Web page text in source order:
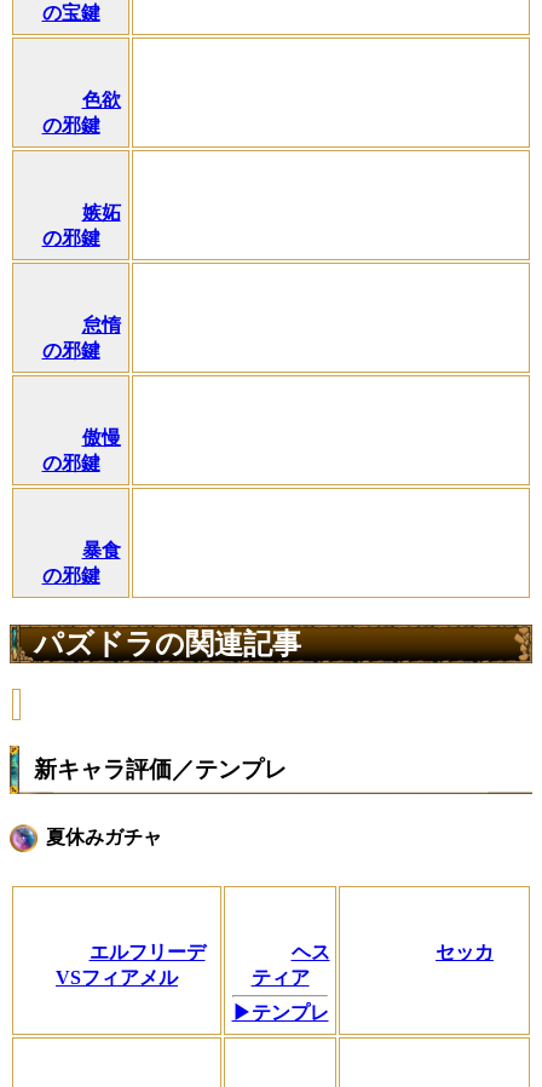
の宝鍵
色欲
の邪鍵
嫉妬
の邪鍵
怠惰
の邪鍵
傲慢
の邪鍵
暴食
の邪鍵
パズドラの関連記事
新キャラ評価／テンプレ
夏休みガチャ
エルフリーデ
VSフィアメル
ヘス
ティア
▶テンプレ
セッカ